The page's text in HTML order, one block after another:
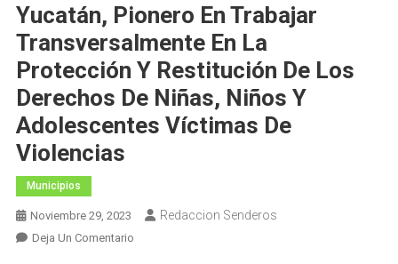
Yucatán, Pionero En Trabajar
Transversalmente En La
Protección Y Restitución De Los
Derechos De Niñas, Niños Y
Adolescentes Víctimas De
Violencias
Municipios
Noviembre 29, 2023 Redaccion Senderos
Deja Un ComentarioEn